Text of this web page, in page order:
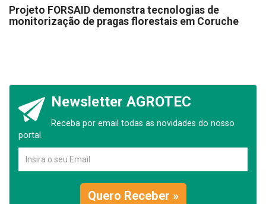
Projeto FORSAID demonstra tecnologias de
monitorização de pragas florestais em Coruche
Newsletter AGROTEC
Receba por email todas as novidades do nosso
portal.
Quero Receber »